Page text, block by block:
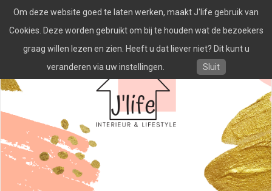
naar
inhoud
Om deze website goed te laten werken, maakt J'life gebruik van
Cookies. Deze worden gebruikt om bij te houden wat de bezoekers
graag willen lezen en zien. Heeft u dat liever niet? Dit kunt u
veranderen via uw instellingen.
Sluit